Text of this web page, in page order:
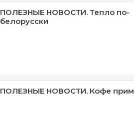
ПОЛЕЗНЫЕ НОВОСТИ. Тепло по-
белорусски
ПОЛЕЗНЫЕ НОВОСТИ. Кофе прим